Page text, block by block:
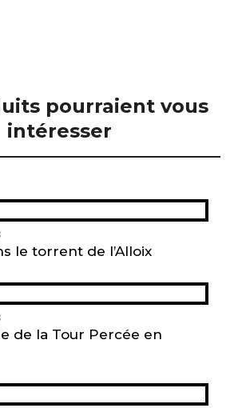
pourraient vous
intéresser
le torrent de l’Alloix
de la Tour Percée en